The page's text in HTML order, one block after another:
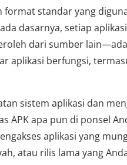
format standar yang
dasarnya, setiap
dari sumber
aplikasi berfungsi,
sistem aplikasi dan
APK apa pun di ponsel
aplikasi yang
atau rilis lama yang